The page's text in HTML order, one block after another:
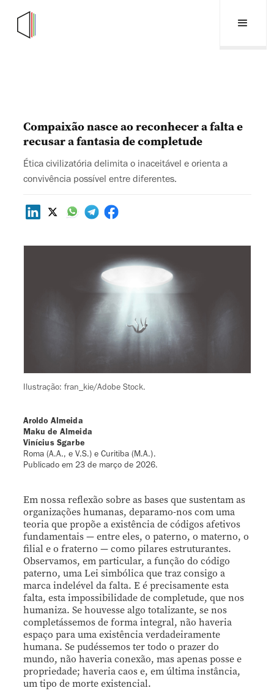
Compaixão nasce ao reconhecer a falta e
recusar a fantasia de completude
Ética civilizatória delimita o inaceitável e orienta a
convivência possível entre diferentes.
Ilustração: fran_kie/Adobe Stock.
Aroldo Almeida
Maku de Almeida
Vinícius Sgarbe
Roma (A.A., e V.S.) e Curitiba (M.A.).
Publicado em 23 de março de 2026.
Em nossa reflexão sobre as bases que sustentam as
organizações humanas, deparamo-nos com uma
teoria que propõe a existência de códigos afetivos
fundamentais — entre eles, o paterno, o materno, o
filial e o fraterno — como pilares estruturantes.
Observamos, em particular, a função do código
paterno, uma Lei simbólica que traz consigo a
marca indelével da falta. E é precisamente esta
falta, esta impossibilidade de completude, que nos
humaniza. Se houvesse algo totalizante, se nos
completássemos de forma integral, não haveria
espaço para uma existência verdadeiramente
humana. Se pudéssemos ter todo o prazer do
mundo, não haveria conexão, mas apenas posse e
propriedade; haveria caos e, em última instância,
um tipo de morte existencial.